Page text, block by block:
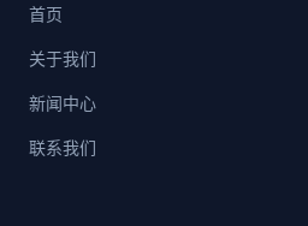
首页
关于我们
新闻中心
联系我们